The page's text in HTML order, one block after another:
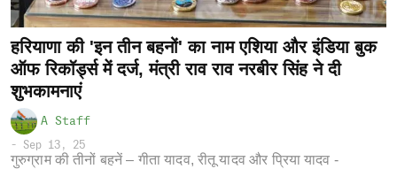
हरियाणा की 'इन तीन बहनों' का नाम एशिया और इंडिया बुक
ऑफ रिकॉर्ड्स में दर्ज, मंत्री राव राव नरबीर सिंह ने दी
शुभकामनाएं
A Staff
- Sep 13, 25
गुरुग्राम की तीनों बहनें – गीता यादव, रीतू यादव और प्रिया यादव -